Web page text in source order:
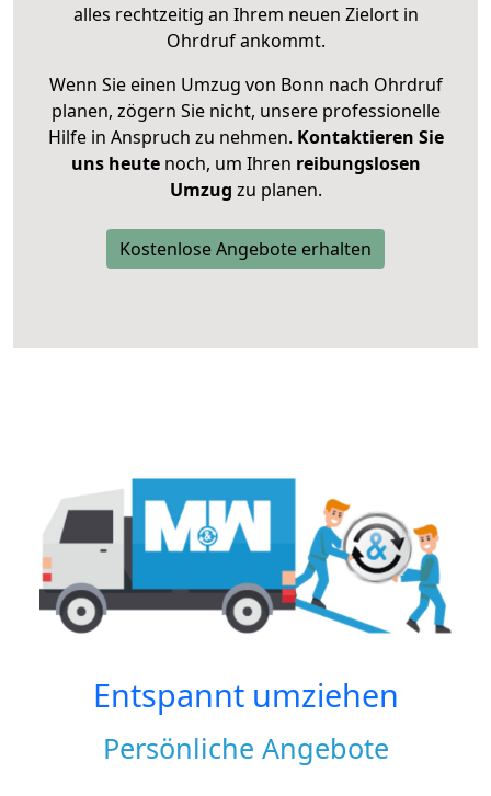
alles rechtzeitig an Ihrem neuen Zielort in
Ohrdruf ankommt.
Wenn Sie einen Umzug von Bonn nach Ohrdruf
planen, zögern Sie nicht, unsere professionelle
Hilfe in Anspruch zu nehmen. Kontaktieren Sie
uns heutenoch, um Ihren reibungslosen
Umzug zu planen.
Kostenlose Angebote erhalten
Entspannt umziehen
Persönliche Angebote